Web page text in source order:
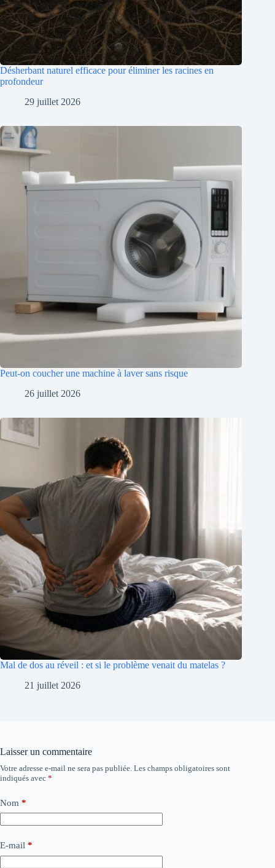
Désherbant naturel efficace pour éliminer les racines en
profondeur
29 juillet 2026
Peut-on coucher une machine à laver sans risque
26 juillet 2026
Mal de dos au réveil : et si le problème venait du matelas ?
21 juillet 2026
Laisser un commentaire
Votre adresse e-mail ne sera pas publiée. Les champs obligatoires sont
indiqués avec *
Nom *
E-mail *